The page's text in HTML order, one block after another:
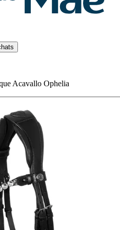
Acavallo Ophelia